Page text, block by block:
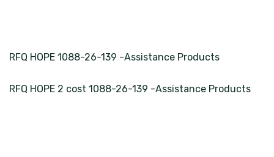
‏‏RFQ HOPE 1088-26-139 -Assistance Products
RFQ HOPE 2 cost 1088-26-139 -Assistance Products